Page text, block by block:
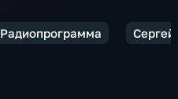
Радиопрограмма Сергей